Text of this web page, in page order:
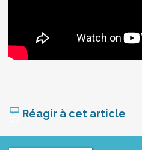
Réagir à cet article